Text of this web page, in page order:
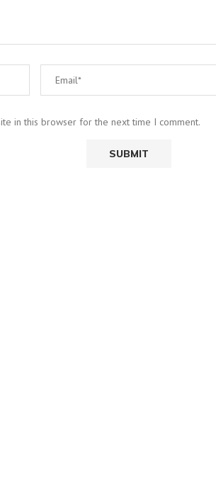
in this browser for the next time I comment.